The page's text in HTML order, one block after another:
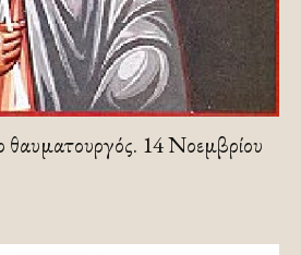
θαυματουργός. 14 Νοεμβρίου